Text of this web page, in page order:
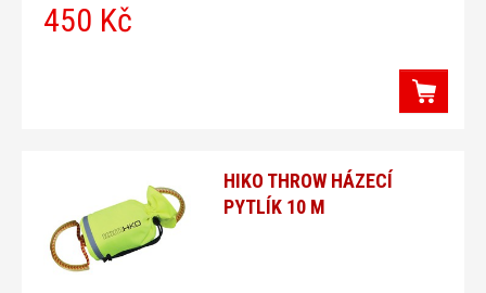
450 Kč
HIKO THROW HÁZECÍ
PYTLÍK 10 M